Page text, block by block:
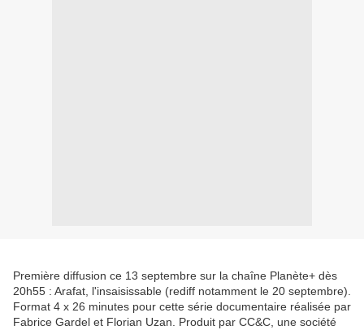
Première diffusion ce 13 septembre sur la chaîne Planète+ dès
20h55 : Arafat, l'insaisissable (rediff notamment le 20 septembre).
Format 4 x 26 minutes pour cette série documentaire réalisée par
Fabrice Gardel et Florian Uzan. Produit par CC&C, une société